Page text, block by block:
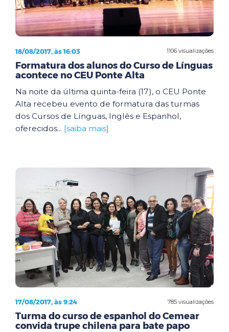
1106 visualizações
18/08/2017, às 16:03
Formatura dos alunos do Curso de Línguas
acontece no CEU Ponte Alta
Na noite da última quinta-feira (17), o CEU Ponte
Alta recebeu evento de formatura das turmas
dos Cursos de Línguas, Inglês e Espanhol,
oferecidos... [saiba mais]
785 visualizações
17/08/2017, às 9:24
Turma do curso de espanhol do Cemear
convida trupe chilena para bate papo